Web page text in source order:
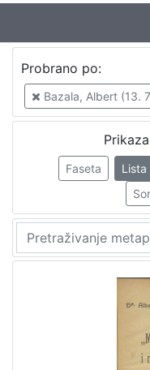
Probrano po:
Bazala, Albert (13.
Faseta Lista